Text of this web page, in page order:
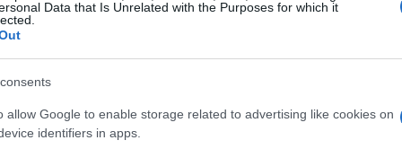
Data that Is Unrelated with the Purposes for which it
allow Google to enable storage related to advertising like cookies on
identifiers in apps.
Quando due persone hanno stili
mentre l’altra potrebbe preferire un
e malintesi. Le coppie che riescono a